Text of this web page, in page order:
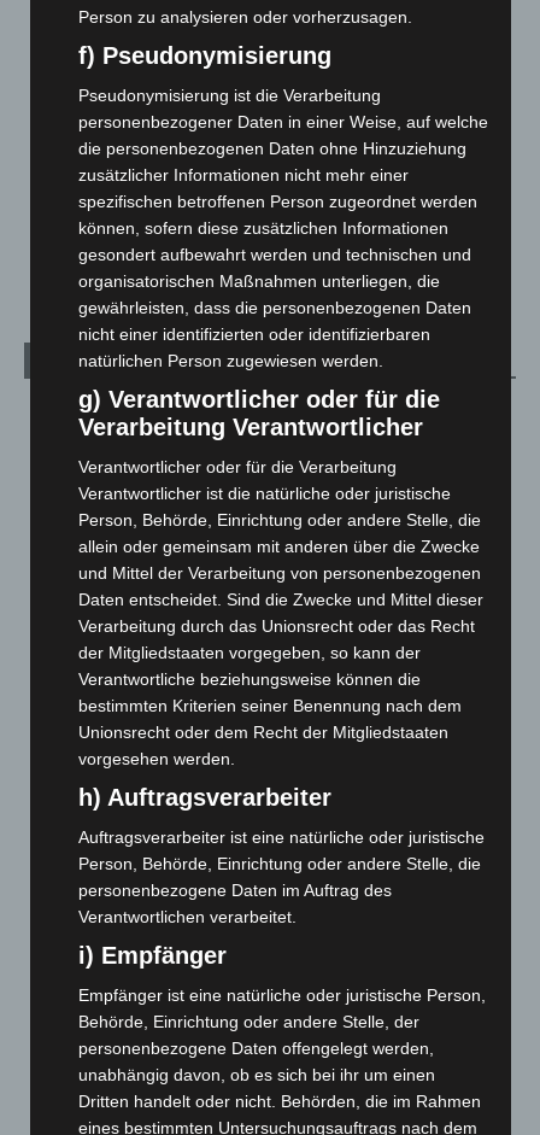
Corona-News
Hannover und Region
Leserbriefe
Menschen
Über uns
Veranstaltungen
1.271
Archiv
August 2026(14)
Juni 2026(139)
Mai 2026(99)
April 2026 (99)
März 2026 (115)
Februar 2026(109)
Januar 2026(122)
Dezember 2025(103)
November 2025(114)
Oktober 2025
September 2025(93)
August 2025(90)
Juli 2025(90)
Juni 2025(103)
Mai 2025(112)
April 2025(88)
März 2025(111)
Februar 2025
(96)
Januar 2025 (88)
Person zu analysieren oder vorherzusagen.
f) Pseudonymisierung
Pseudonymisierung ist die Verarbeitung
personenbezogener Daten in einer Weise, auf welche
die personenbezogenen Daten ohne Hinzuziehung
zusätzlicher Informationen nicht mehr einer
spezifischen betroffenen Person zugeordnet werden
können, sofern diese zusätzlichen Informationen
gesondert aufbewahrt werden und technischen und
organisatorischen Maßnahmen unterliegen, die
gewährleisten, dass die personenbezogenen Daten
nicht einer identifizierten oder identifizierbaren
natürlichen Person zugewiesen werden.
g) Verantwortlicher oder für die
Verarbeitung Verantwortlicher
Verantwortlicher oder für die Verarbeitung
Verantwortlicher ist die natürliche oder juristische
Person, Behörde, Einrichtung oder andere Stelle, die
allein oder gemeinsam mit anderen über die Zwecke
und Mittel der Verarbeitung von personenbezogenen
Daten entscheidet. Sind die Zwecke und Mittel dieser
Verarbeitung durch das Unionsrecht oder das Recht
der Mitgliedstaaten vorgegeben, so kann der
Verantwortliche beziehungsweise können die
bestimmten Kriterien seiner Benennung nach dem
Unionsrecht oder dem Recht der Mitgliedstaaten
vorgesehen werden.
h) Auftragsverarbeiter
Auftragsverarbeiter ist eine natürliche oder juristische
Person, Behörde, Einrichtung oder andere Stelle, die
personenbezogene Daten im Auftrag des
Verantwortlichen verarbeitet.
i) Empfänger
Empfänger ist eine natürliche oder juristische Person,
Behörde, Einrichtung oder andere Stelle, der
personenbezogene Daten offengelegt werden,
unabhängig davon, ob es sich bei ihr um einen
Dritten handelt oder nicht. Behörden, die im Rahmen
eines bestimmten Untersuchungsauftrags nach dem